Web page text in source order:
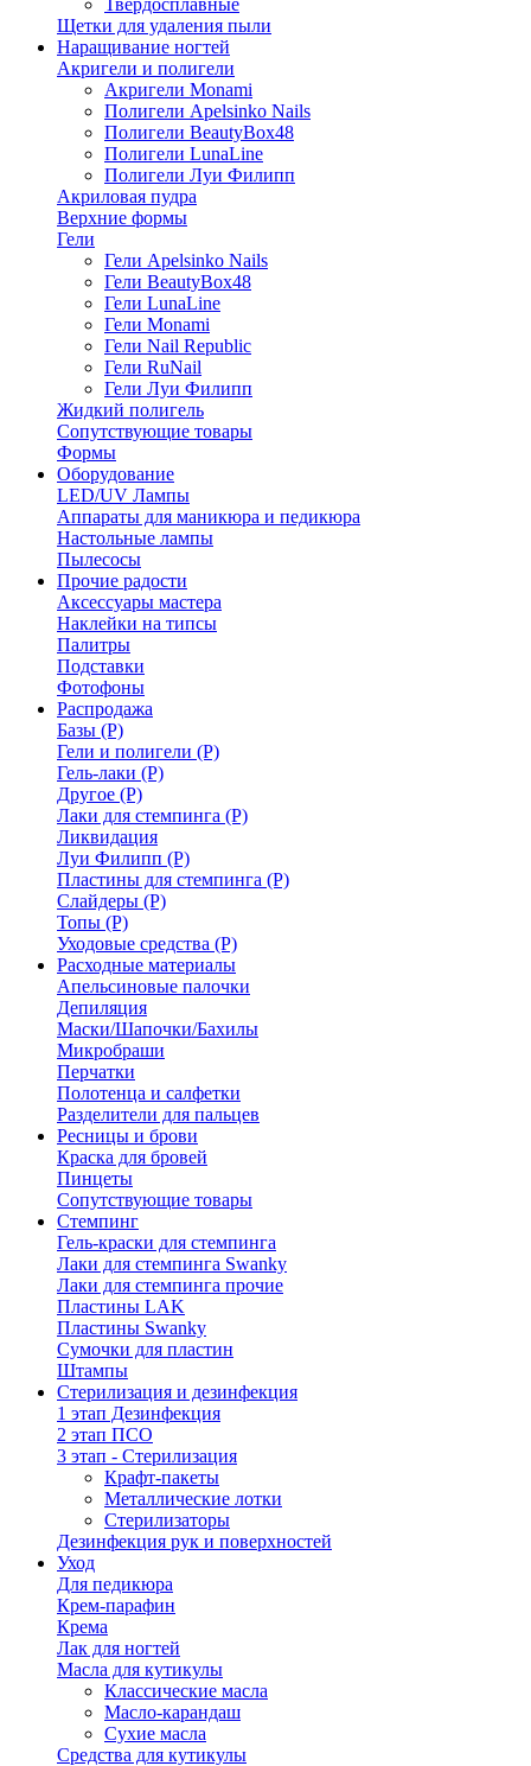
Твердосплавные
Щетки для удаления пыли
Наращивание ногтей
Акригели и полигели
Акригели Monami
Полигели Apelsinko Nails
Полигели BeautyBox48
Полигели LunaLine
Полигели Луи Филипп
Акриловая пудра
Верхние формы
Гели
Гели Apelsinko Nails
Гели BeautyBox48
Гели LunaLine
Гели Monami
Гели Nail Republic
Гели RuNail
Гели Луи Филипп
Жидкий полигель
Сопутствующие товары
Формы
Оборудование
LED/UV Лампы
Аппараты для маникюра и педикюра
Настольные лампы
Пылесосы
Прочие радости
Аксессуары мастера
Наклейки на типсы
Палитры
Подставки
Фотофоны
Распродажа
Базы (Р)
Гели и полигели (Р)
Гель-лаки (Р)
Другое (Р)
Лаки для стемпинга (Р)
Ликвидация
Луи Филипп (Р)
Пластины для стемпинга (Р)
Слайдеры (Р)
Топы (Р)
Уходовые средства (Р)
Расходные материалы
Апельсиновые палочки
Депиляция
Маски/Шапочки/Бахилы
Микробраши
Перчатки
Полотенца и салфетки
Разделители для пальцев
Ресницы и брови
Краска для бровей
Пинцеты
Сопутствующие товары
Стемпинг
Гель-краски для стемпинга
Лаки для стемпинга Swanky
Лаки для стемпинга прочие
Пластины LAK
Пластины Swanky
Сумочки для пластин
Штампы
Стерилизация и дезинфекция
1 этап Дезинфекция
2 этап ПСО
3 этап - Стерилизация
Крафт-пакеты
Металлические лотки
Стерилизаторы
Дезинфекция рук и поверхностей
Уход
Для педикюра
Крем-парафин
Крема
Лак для ногтей
Масла для кутикулы
Классические масла
Масло-карандаш
Сухие масла
Средства для кутикулы